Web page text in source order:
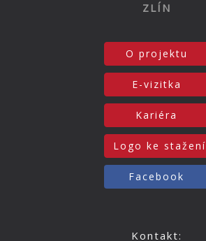
ZLÍN
O projektu
E-vizitka
Kariéra
Logo ke stažení
Facebook
Kontakt: